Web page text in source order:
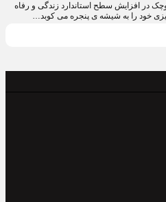
در افزایش سطح استاندارد زندگی و رفاه
خود را به شیشه ی پنجره می کوبد…